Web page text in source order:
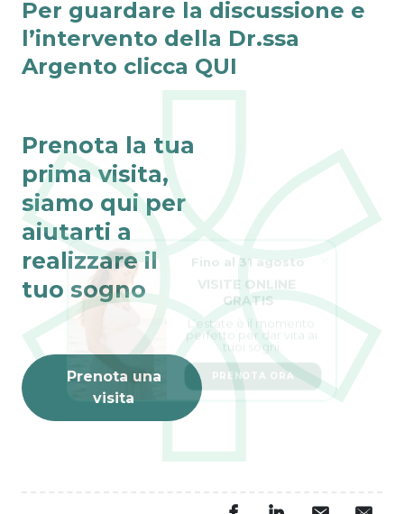
Per guardare la discussione e
l’intervento della Dr.ssa
Argento clicca QUI
Prenota la tua
prima visita,
siamo qui per
aiutarti a
realizzare il
tuo sogno
Prenota una
visita
VISITE ONLINE
GRATIS
L’estate è il momento
perfetto per dar vita ai
tuoi sogni.
PRENOTA ORA